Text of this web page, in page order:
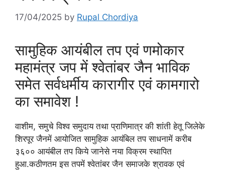
17/04/2025 by Rupal Chordiya
सामुहिक आयंबील तप एवं णमोकार
महामंत्र जप में श्वेतांबर जैन भाविक
समेत सर्वधर्मीय कारागीर एवं कामगारो
का समावेश !
वाशीम, समुचे विश्व समुदाय तथा प्राणिमात्र की शांती हेतू जिलेके
शिरपूर जैनमें आयोजित सामुहिक आयंबिल तप साधनामें करीब
३६०० आयंबील तप किये जानेसे नया विक्रम स्थापित
हुआ.कठीणतम इस तपमें श्वेतांबर जैन समाजके श्रावक एवं